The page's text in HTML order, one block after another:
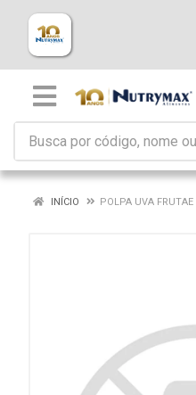
INÍCIO POLPA UVA FRUTAE